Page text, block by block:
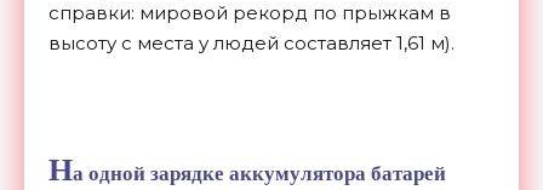
справки: мировой рекорд по прыжкам в
высоту с места у людей составляет 1,61 м).
На одной зарядке аккумулятора батарей